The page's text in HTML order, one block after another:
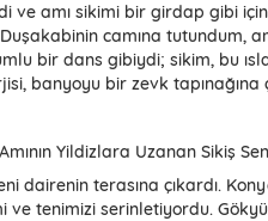
ve amı sikimi bir girdap gibi
camına tutundum,
bir dans gibiydi; sikim, bu
banyoyu bir zevk
Yildizlara Uzanan Sikiş
dairenin terasına çıkardı.
ve tenimizi serinletiyordu.